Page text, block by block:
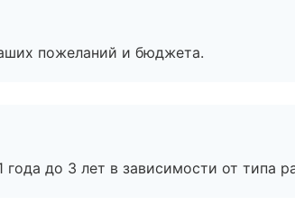
пожеланий и бюджета.
до 3 лет в зависимости от типа